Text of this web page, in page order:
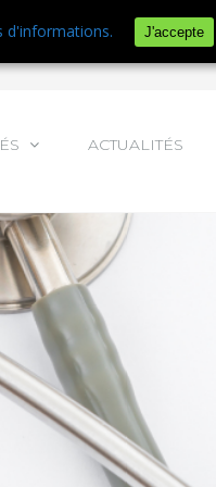
En savoir plus ou s'opposer.
ACTUALITÉS
d'informations. J'accepte